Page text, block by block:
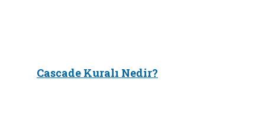
Cascade Kuralı Nedir?